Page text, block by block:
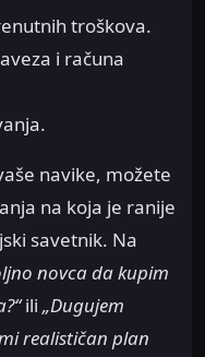
troškova.
i računa
navike, možete
na koja je ranije
savetnik. Na
novca da kupim
ili „Dugujem
realističan plan